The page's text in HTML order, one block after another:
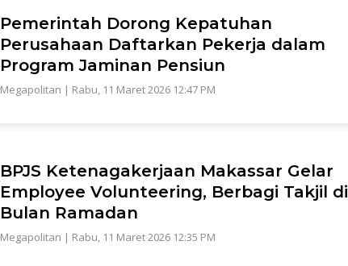
Pemerintah Dorong Kepatuhan
Perusahaan Daftarkan Pekerja dalam
Program Jaminan Pensiun
Megapolitan | Rabu, 11 Maret 2026 12:47 PM
BPJS Ketenagakerjaan Makassar Gelar
Employee Volunteering, Berbagi Takjil di
Bulan Ramadan
Megapolitan | Rabu, 11 Maret 2026 12:35 PM